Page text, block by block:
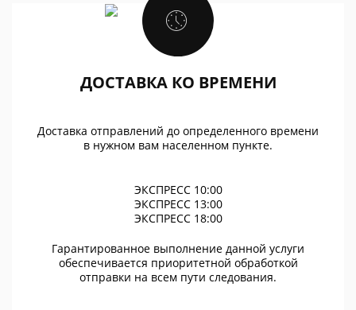
ДОСТАВКА КО ВРЕМЕНИ
Доставка отправлений до определенного времени
в нужном вам населенном пункте.
ЭКСПРЕСС 10:00
ЭКСПРЕСС 13:00
ЭКСПРЕСС 18:00
Гарантированное выполнение данной услуги
обеспечивается приоритетной обработкой
отправки на всем пути следования.